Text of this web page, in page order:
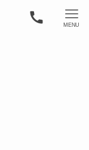
MENU